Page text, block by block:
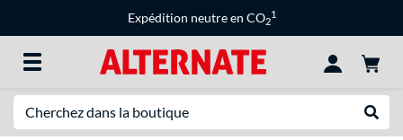
Expédition neutre en CO2
1